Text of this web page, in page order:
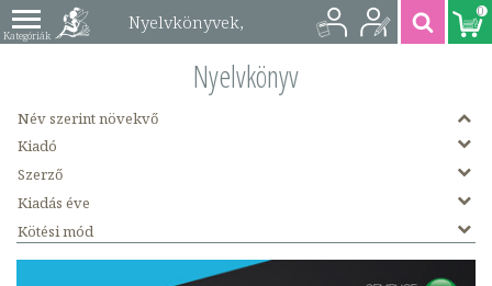
Nyelvkönyvek,
szótárak / Olasz /
Nyelvkönyv könyvek
0
Nyelvkönyv
Név szerint növekvő
Kiadó
Szerző
Kiadás éve
Kötési mód